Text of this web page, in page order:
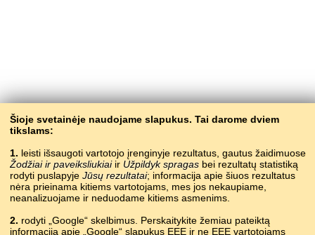
Šioje svetainėje naudojame slapukus. Tai darome dviem
tikslams:
1. leisti išsaugoti vartotojo įrenginyje rezultatus, gautus žaidimuose
Žodžiai ir paveiksliukiaiir Užpildyk spragas bei rezultatų statistiką
rodyti puslapyje Jūsų rezultatai; informacija apie šiuos rezultatus
nėra prieinama kitiems vartotojams, mes jos nekaupiame,
neanalizuojame ir neduodame kitiems asmenims.
2. rodyti „Google“ skelbimus. Perskaitykite žemiau pateiktą
informaciją apie „Google“ slapukus EEE ir ne EEE vartotojams